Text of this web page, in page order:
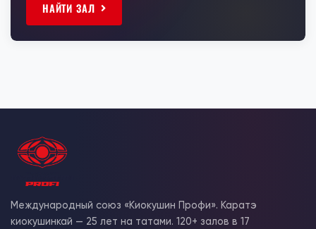
НАЙТИ ЗАЛ
Международный союз «Киокушин Профи». Каратэ
киокушинкай — 25 лет на татами. 120+ залов в 17